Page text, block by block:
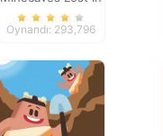
Space
Oynandı: 293,796